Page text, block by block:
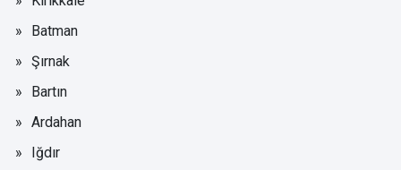
Batman
Şırnak
Bartın
Ardahan
Iğdır